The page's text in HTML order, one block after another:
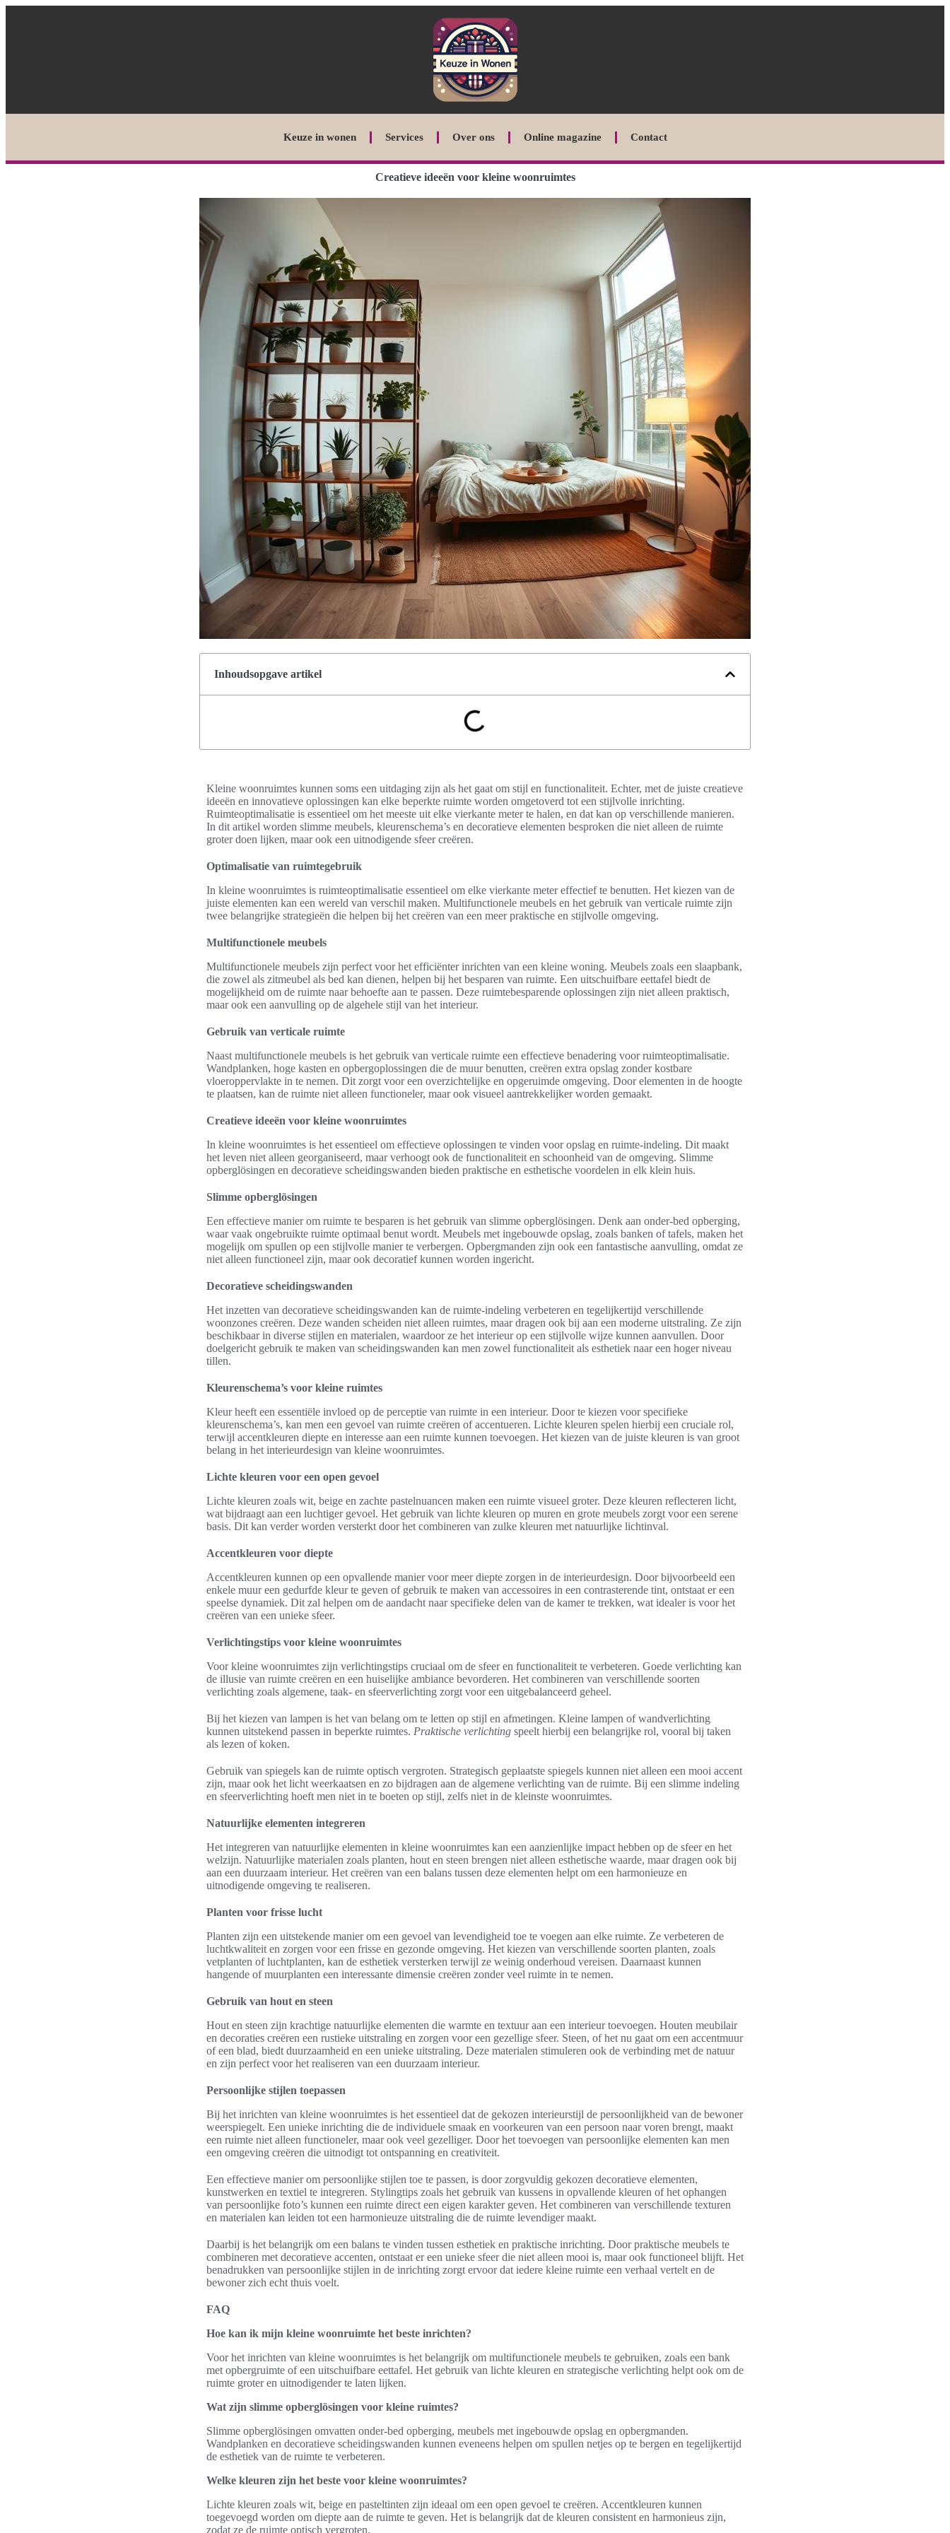
Keuze in wonen Services Over ons Online magazine Contact
Creatieve ideeën voor kleine woonruimtes
Inhoudsopgave artikel
Kleine woonruimtes kunnen soms een uitdaging zijn als het gaat om stijl en functionaliteit. Echter, met de juiste creatieve
ideeën en innovatieve oplossingen kan elke beperkte ruimte worden omgetoverd tot een stijlvolle inrichting.
Ruimteoptimalisatie is essentieel om het meeste uit elke vierkante meter te halen, en dat kan op verschillende manieren.
In dit artikel worden slimme meubels, kleurenschema’s en decoratieve elementen besproken die niet alleen de ruimte
groter doen lijken, maar ook een uitnodigende sfeer creëren.
Optimalisatie van ruimtegebruik
In kleine woonruimtes is ruimteoptimalisatie essentieel om elke vierkante meter effectief te benutten. Het kiezen van de
juiste elementen kan een wereld van verschil maken. Multifunctionele meubels en het gebruik van verticale ruimte zijn
twee belangrijke strategieën die helpen bij het creëren van een meer praktische en stijlvolle omgeving.
Multifunctionele meubels
Multifunctionele meubels zijn perfect voor het efficiënter inrichten van een kleine woning. Meubels zoals een slaapbank,
die zowel als zitmeubel als bed kan dienen, helpen bij het besparen van ruimte. Een uitschuifbare eettafel biedt de
mogelijkheid om de ruimte naar behoefte aan te passen. Deze ruimtebesparende oplossingen zijn niet alleen praktisch,
maar ook een aanvulling op de algehele stijl van het interieur.
Gebruik van verticale ruimte
Naast multifunctionele meubels is het gebruik van verticale ruimte een effectieve benadering voor ruimteoptimalisatie.
Wandplanken, hoge kasten en opbergoplossingen die de muur benutten, creëren extra opslag zonder kostbare
vloeroppervlakte in te nemen. Dit zorgt voor een overzichtelijke en opgeruimde omgeving. Door elementen in de hoogte
te plaatsen, kan de ruimte niet alleen functioneler, maar ook visueel aantrekkelijker worden gemaakt.
Creatieve ideeën voor kleine woonruimtes
In kleine woonruimtes is het essentieel om effectieve oplossingen te vinden voor opslag en ruimte-indeling. Dit maakt
het leven niet alleen georganiseerd, maar verhoogt ook de functionaliteit en schoonheid van de omgeving. Slimme
opberglösingen en decoratieve scheidingswanden bieden praktische en esthetische voordelen in elk klein huis.
Slimme opberglösingen
Een effectieve manier om ruimte te besparen is het gebruik van slimme opberglösingen. Denk aan onder-bed opberging,
waar vaak ongebruikte ruimte optimaal benut wordt. Meubels met ingebouwde opslag, zoals banken of tafels, maken het
mogelijk om spullen op een stijlvolle manier te verbergen. Opbergmanden zijn ook een fantastische aanvulling, omdat ze
niet alleen functioneel zijn, maar ook decoratief kunnen worden ingericht.
Decoratieve scheidingswanden
Het inzetten van decoratieve scheidingswanden kan de ruimte-indeling verbeteren en tegelijkertijd verschillende
woonzones creëren. Deze wanden scheiden niet alleen ruimtes, maar dragen ook bij aan een moderne uitstraling. Ze zijn
beschikbaar in diverse stijlen en materialen, waardoor ze het interieur op een stijlvolle wijze kunnen aanvullen. Door
doelgericht gebruik te maken van scheidingswanden kan men zowel functionaliteit als esthetiek naar een hoger niveau
tillen.
Kleurenschema’s voor kleine ruimtes
Kleur heeft een essentiële invloed op de perceptie van ruimte in een interieur. Door te kiezen voor specifieke
kleurenschema’s, kan men een gevoel van ruimte creëren of accentueren. Lichte kleuren spelen hierbij een cruciale rol,
terwijl accentkleuren diepte en interesse aan een ruimte kunnen toevoegen. Het kiezen van de juiste kleuren is van groot
belang in het interieurdesign van kleine woonruimtes.
Lichte kleuren voor een open gevoel
Lichte kleuren zoals wit, beige en zachte pastelnuancen maken een ruimte visueel groter. Deze kleuren reflecteren licht,
wat bijdraagt aan een luchtiger gevoel. Het gebruik van lichte kleuren op muren en grote meubels zorgt voor een serene
basis. Dit kan verder worden versterkt door het combineren van zulke kleuren met natuurlijke lichtinval.
Accentkleuren voor diepte
Accentkleuren kunnen op een opvallende manier voor meer diepte zorgen in de interieurdesign. Door bijvoorbeeld een
enkele muur een gedurfde kleur te geven of gebruik te maken van accessoires in een contrasterende tint, ontstaat er een
speelse dynamiek. Dit zal helpen om de aandacht naar specifieke delen van de kamer te trekken, wat idealer is voor het
creëren van een unieke sfeer.
Verlichtingstips voor kleine woonruimtes
Voor kleine woonruimtes zijn verlichtingstips cruciaal om de sfeer en functionaliteit te verbeteren. Goede verlichting kan
de illusie van ruimte creëren en een huiselijke ambiance bevorderen. Het combineren van verschillende soorten
verlichting zoals algemene, taak- en sfeerverlichting zorgt voor een uitgebalanceerd geheel.
Bij het kiezen van lampen is het van belang om te letten op stijl en afmetingen. Kleine lampen of wandverlichting
kunnen uitstekend passen in beperkte ruimtes. Praktische verlichting speelt hierbij een belangrijke rol, vooral bij taken
als lezen of koken.
Gebruik van spiegels kan de ruimte optisch vergroten. Strategisch geplaatste spiegels kunnen niet alleen een mooi accent
zijn, maar ook het licht weerkaatsen en zo bijdragen aan de algemene verlichting van de ruimte. Bij een slimme indeling
en sfeerverlichting hoeft men niet in te boeten op stijl, zelfs niet in de kleinste woonruimtes.
Natuurlijke elementen integreren
Het integreren van natuurlijke elementen in kleine woonruimtes kan een aanzienlijke impact hebben op de sfeer en het
welzijn. Natuurlijke materialen zoals planten, hout en steen brengen niet alleen esthetische waarde, maar dragen ook bij
aan een duurzaam interieur. Het creëren van een balans tussen deze elementen helpt om een harmonieuze en
uitnodigende omgeving te realiseren.
Planten voor frisse lucht
Planten zijn een uitstekende manier om een gevoel van levendigheid toe te voegen aan elke ruimte. Ze verbeteren de
luchtkwaliteit en zorgen voor een frisse en gezonde omgeving. Het kiezen van verschillende soorten planten, zoals
vetplanten of luchtplanten, kan de esthetiek versterken terwijl ze weinig onderhoud vereisen. Daarnaast kunnen
hangende of muurplanten een interessante dimensie creëren zonder veel ruimte in te nemen.
Gebruik van hout en steen
Hout en steen zijn krachtige natuurlijke elementen die warmte en textuur aan een interieur toevoegen. Houten meubilair
en decoraties creëren een rustieke uitstraling en zorgen voor een gezellige sfeer. Steen, of het nu gaat om een accentmuur
of een blad, biedt duurzaamheid en een unieke uitstraling. Deze materialen stimuleren ook de verbinding met de natuur
en zijn perfect voor het realiseren van een duurzaam interieur.
Persoonlijke stijlen toepassen
Bij het inrichten van kleine woonruimtes is het essentieel dat de gekozen interieurstijl de persoonlijkheid van de bewoner
weerspiegelt. Een unieke inrichting die de individuele smaak en voorkeuren van een persoon naar voren brengt, maakt
een ruimte niet alleen functioneler, maar ook veel gezelliger. Door het toevoegen van persoonlijke elementen kan men
een omgeving creëren die uitnodigt tot ontspanning en creativiteit.
Een effectieve manier om persoonlijke stijlen toe te passen, is door zorgvuldig gekozen decoratieve elementen,
kunstwerken en textiel te integreren. Stylingtips zoals het gebruik van kussens in opvallende kleuren of het ophangen
van persoonlijke foto’s kunnen een ruimte direct een eigen karakter geven. Het combineren van verschillende texturen
en materialen kan leiden tot een harmonieuze uitstraling die de ruimte levendiger maakt.
Daarbij is het belangrijk om een balans te vinden tussen esthetiek en praktische inrichting. Door praktische meubels te
combineren met decoratieve accenten, ontstaat er een unieke sfeer die niet alleen mooi is, maar ook functioneel blijft. Het
benadrukken van persoonlijke stijlen in de inrichting zorgt ervoor dat iedere kleine ruimte een verhaal vertelt en de
bewoner zich echt thuis voelt.
FAQ
Hoe kan ik mijn kleine woonruimte het beste inrichten?
Voor het inrichten van kleine woonruimtes is het belangrijk om multifunctionele meubels te gebruiken, zoals een bank
met opbergruimte of een uitschuifbare eettafel. Het gebruik van lichte kleuren en strategische verlichting helpt ook om de
ruimte groter en uitnodigender te laten lijken.
Wat zijn slimme opberglösingen voor kleine ruimtes?
Slimme opberglösingen omvatten onder-bed opberging, meubels met ingebouwde opslag en opbergmanden.
Wandplanken en decoratieve scheidingswanden kunnen eveneens helpen om spullen netjes op te bergen en tegelijkertijd
de esthetiek van de ruimte te verbeteren.
Welke kleuren zijn het beste voor kleine woonruimtes?
Lichte kleuren zoals wit, beige en pasteltinten zijn ideaal om een open gevoel te creëren. Accentkleuren kunnen
toegevoegd worden om diepte aan de ruimte te geven. Het is belangrijk dat de kleuren consistent en harmonieus zijn,
zodat ze de ruimte optisch vergroten.